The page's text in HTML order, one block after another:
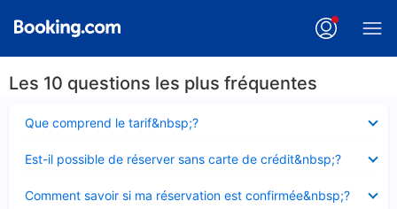
Les 10 questions les plus fréquentes
Que comprend le tarif&nbsp;?
fermé
Est-il possible de réserver sans carte de crédit&nbsp;?
fermé
Comment savoir si ma réservation est confirmée&nbsp;?
fermé